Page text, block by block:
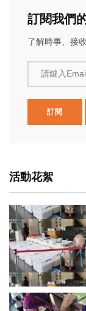
訂閱我們
了解時事、接
請鍵入
訂閱
活動花絮